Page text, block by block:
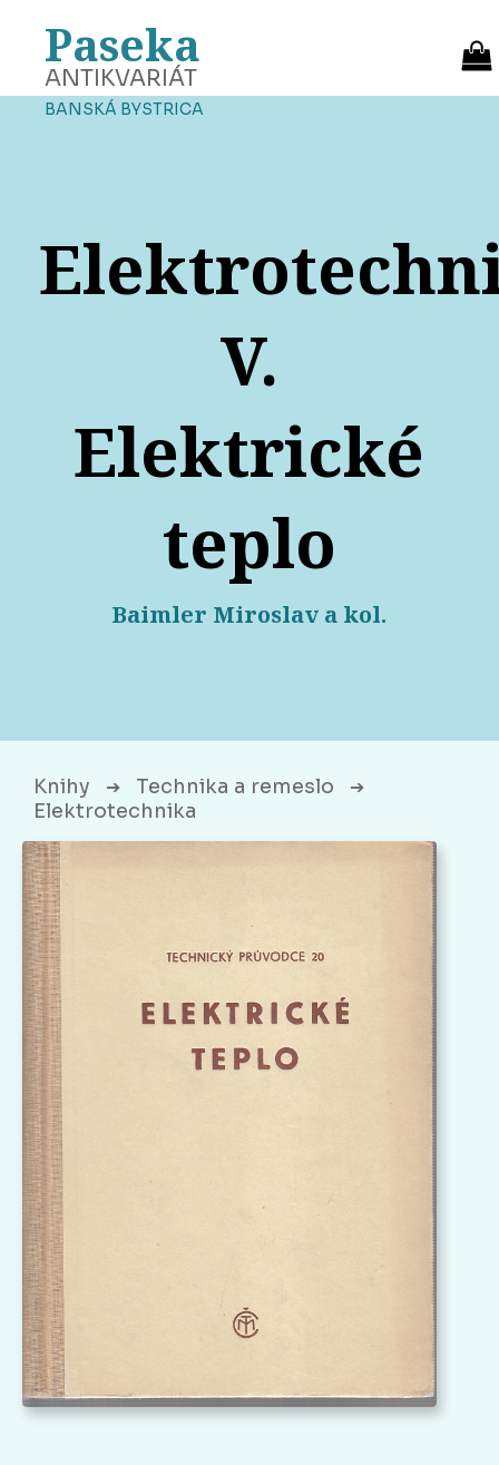
Paseka
ANTIKVARIÁT
BANSKÁ BYSTRICA
V.
Elektrické
teplo
Baimler Miroslav a kol.
Knihy ➔ Technika a remeslo ➔
Elektrotechnika